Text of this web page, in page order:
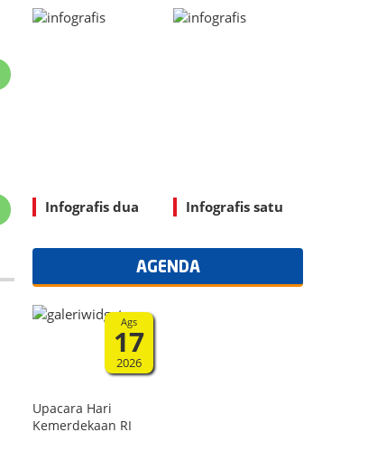
Infografis dua Infografis satu
AGENDA
Ags
17
2026
Upacara Hari
Kemerdekaan RI